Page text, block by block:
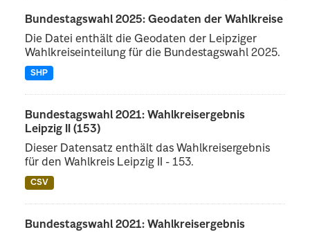
Bundestagswahl 2025: Geodaten der Wahlkreise
Die Datei enthält die Geodaten der Leipziger
Wahlkreiseinteilung für die Bundestagswahl 2025.
SHP
Bundestagswahl 2021: Wahlkreisergebnis
Leipzig II (153)
Dieser Datensatz enthält das Wahlkreisergebnis
für den Wahlkreis Leipzig II - 153.
CSV
Bundestagswahl 2021: Wahlkreisergebnis